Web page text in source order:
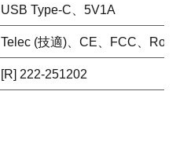
7インチIPS液晶 (タッチスク
200万画素
3W × 2